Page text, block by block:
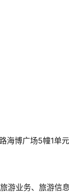
海博广场5幢1单
游业务、旅游信